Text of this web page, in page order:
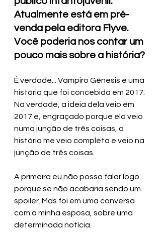
Atualmente está em pré-
venda pela editora Flyve.
Você poderia nos contar um
pouco mais sobre a história?
É verdade... Vampiro Gênesis é uma
história que foi concebida em 2017.
Na verdade, a ideia dela veio em
2017 e, engraçado porque ela veio
numa junção de três coisas, a
história me veio completa e veio na
junção de três coisas.
A primeira eu não posso falar logo
porque se não acabaria sendo um
spoiler. Mas foi em uma conversa
com a minha esposa, sobre uma
determinada notícia.